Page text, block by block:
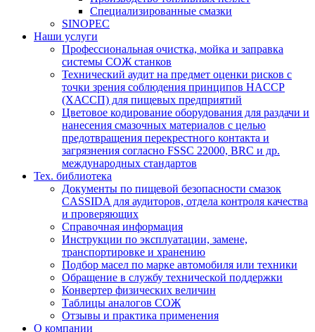
Специализированные смазки
SINOPEC
Наши услуги
Профессиональная очистка, мойка и заправка
системы СОЖ станков
Технический аудит на предмет оценки рисков с
точки зрения соблюдения принципов HACCP
(ХАССП) для пищевых предприятий
Цветовое кодирование оборудования для раздачи и
нанесения смазочных материалов с целью
предотвращения перекрестного контакта и
загрязнения согласно FSSC 22000, BRC и др.
международных стандартов
Тех. библиотека
Документы по пищевой безопасности смазок
CASSIDA для аудиторов, отдела контроля качества
и проверяющих
Справочная информация
Инструкции по эксплуатации, замене,
транспортировке и хранению
Подбор масел по марке автомобиля или техники
Обращение в службу технической поддержки
Конвертер физических величин
Таблицы аналогов СОЖ
Отзывы и практика применения
О компании